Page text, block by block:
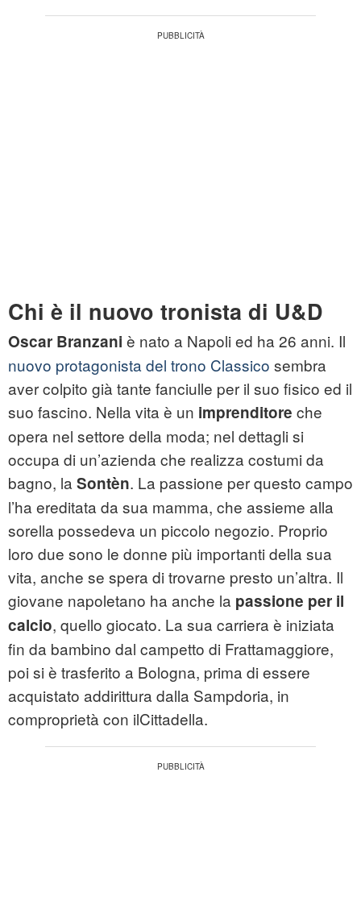
Chi è il nuovo tronista di U&D
Oscar Branzani è nato a Napoli ed ha 26 anni. Il
nuovo protagonista del trono Classico sembra
aver colpito già tante fanciulle per il suo fisico ed il
suo fascino. Nella vita è un imprenditore che
opera nel settore della moda; nel dettagli si
occupa di un’azienda che realizza costumi da
bagno, la Sontèn. La passione per questo campo
l’ha ereditata da sua mamma, che assieme alla
sorella possedeva un piccolo negozio. Proprio
loro due sono le donne più importanti della sua
vita, anche se spera di trovarne presto un’altra. Il
giovane napoletano ha anche la passione per il
calcio, quello giocato. La sua carriera è iniziata
fin da bambino dal campetto di Frattamaggiore,
poi si è trasferito a Bologna, prima di essere
acquistato addirittura dalla Sampdoria, in
comproprietà con ilCittadella.